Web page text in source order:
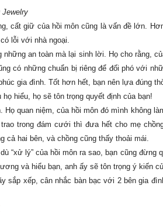
cất giữ của hồi môn cũng là vấn đề lớn.
lỗi với nhà ngoại.
an toàn mà lại sinh lời. Họ cho rằng,
có những chuẩn bị riêng để đối phó với
gia đình. Tốt hơn hết, bạn nên lựa đúng
hiểu, họ sẽ tôn trọng quyết định của bạn!
quan niệm, của hồi môn đó mình không
trong đám cưới thì đưa hết cho mẹ
cả hai bên, và chồng cũng thấy thoải mái.
“xử lý” của hồi môn ra sao, bạn cũng đừng
và hiểu bạn, anh ấy sẽ tôn trọng ý kiến
sắp xếp, cân nhắc bàn bạc với 2 bên gia